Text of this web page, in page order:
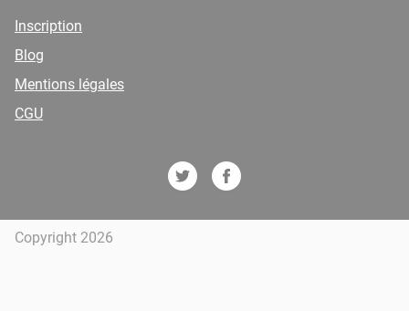
Inscription
Blog
Mentions légales
CGU
Copyright 2026